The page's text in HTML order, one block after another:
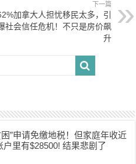
下一篇
加拿大人担忧移民太多，引
社会信任危机！不只是房价飙
升
”申请免缴地税！但家庭年收近
户里有$28500! 结果悲剧了